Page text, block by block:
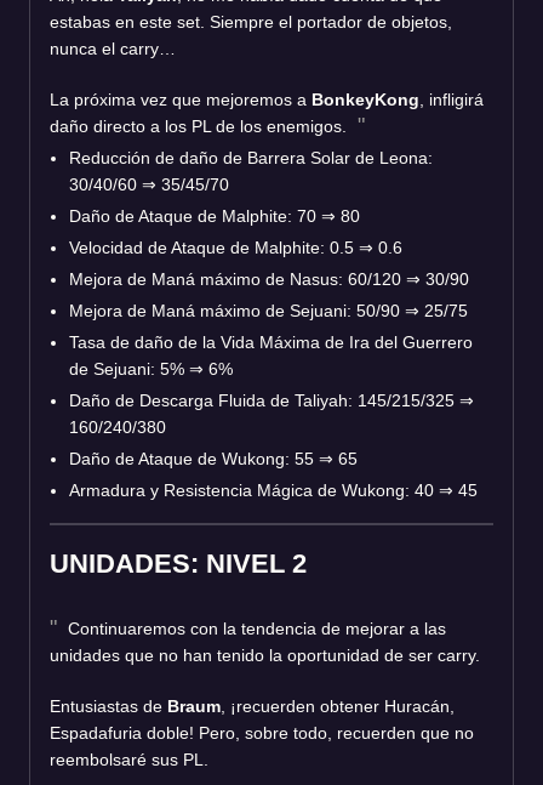
estabas en este set. Siempre el portador de objetos,
nunca el carry…
La próxima vez que mejoremos a BonkeyKong , infligirá
daño directo a los PL de los enemigos.
Reducción de daño de Barrera Solar de Leona:
30/40/60 ⇒ 35/45/70
Daño de Ataque de Malphite: 70 ⇒ 80
Velocidad de Ataque de Malphite: 0.5 ⇒ 0.6
Mejora de Maná máximo de Nasus: 60/120 ⇒ 30/90
Mejora de Maná máximo de Sejuani: 50/90 ⇒ 25/75
Tasa de daño de la Vida Máxima de Ira del Guerrero
de Sejuani: 5% ⇒ 6%
Daño de Descarga Fluida de Taliyah: 145/215/325 ⇒
160/240/380
Daño de Ataque de Wukong: 55 ⇒ 65
Armadura y Resistencia Mágica de Wukong: 40 ⇒ 45
UNIDADES: NIVEL 2
Continuaremos con la tendencia de mejorar a las
unidades que no han tenido la oportunidad de ser carry.
Entusiastas de Braum , ¡recuerden obtener Huracán,
Espadafuria doble! Pero, sobre todo, recuerden que no
reembolsaré sus PL.